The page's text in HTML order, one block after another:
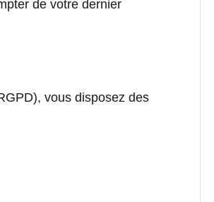
de votre dernier
vous disposez des